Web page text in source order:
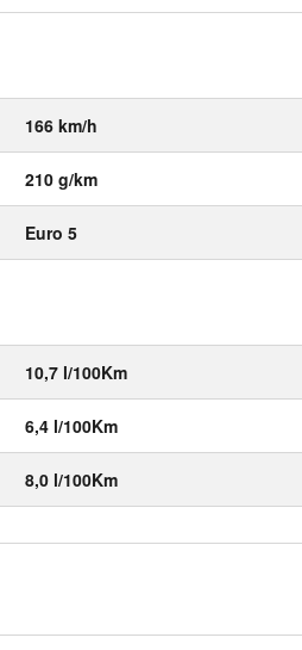
166 km/h
210 g/km
Euro 5
10,7 l/100Km
6,4 l/100Km
8,0 l/100Km